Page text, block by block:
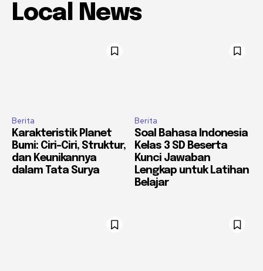
Local News
Berita
Karakteristik Planet
Bumi: Ciri-Ciri, Struktur,
dan Keunikannya
dalam Tata Surya
Berita
Soal Bahasa Indonesia
Kelas 3 SD Beserta
Kunci Jawaban
Lengkap untuk Latihan
Belajar